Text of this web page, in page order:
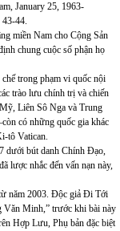
January 25, 1963-
44.
miền Nam cho Cộng Sản
chung cuộc số phận họ
trong phạm vi quốc nội
trào lưu chính trị và chiến
Liên Sô Nga và Trung
có những quốc gia khác
tô Vatican.
dưới bút danh Chính Đạo,
lược nhắc đến vấn nạn này,
năm 2003. Độc giả Đi Tới
Văn Minh,” trước khi bài này
Hợp Lưu, Phụ bản đặc biệt